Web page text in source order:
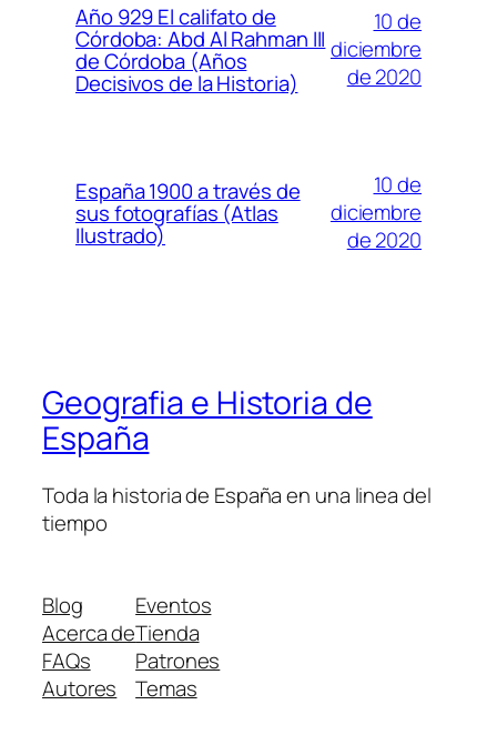
Año 929 El califato de
Córdoba: Abd Al Rahman III
de Córdoba (Años
Decisivos de la Historia)
10 de
diciembre
de 2020
España 1900 a través de
sus fotografías (Atlas
Ilustrado)
10 de
diciembre
de 2020
Geografia e Historia de
España
Toda la historia de España en una linea del
tiempo
Blog
Acerca de
FAQs
Autores
Eventos
Tienda
Patrones
Temas